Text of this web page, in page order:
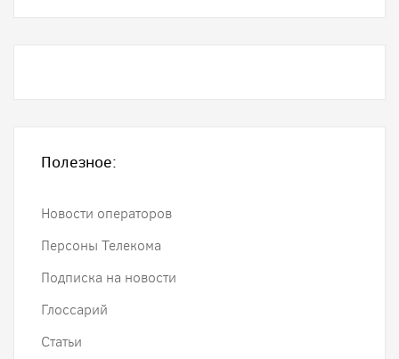
Полезное:
Новости операторов
Персоны Телекома
Подписка на новости
Глоссарий
Статьи